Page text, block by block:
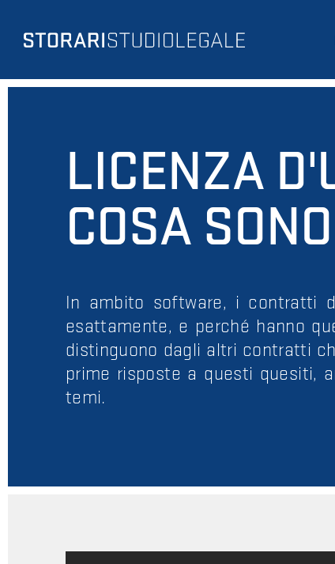
LICENZA
COSA
In ambito software, i contratti
esattamente, e perché hanno
distinguono dagli altri contratti
prime risposte a questi quesiti,
temi.